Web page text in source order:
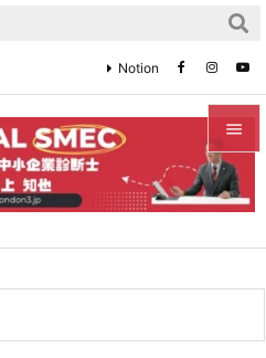


メニュ


Notion